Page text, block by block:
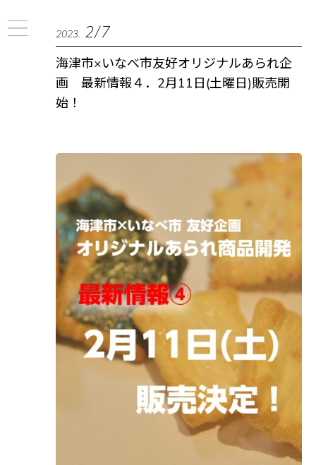
2023. 2/7
海津市×いなべ市友好オリジナルあられ企
画 最新情報４．2月11日(土曜日)販売開
始！